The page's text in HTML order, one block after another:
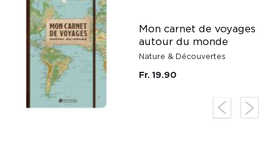
Mon carnet de voyages
autour du monde
Nature & Découvertes
Fr. 19.90